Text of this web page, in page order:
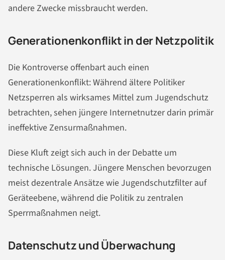
andere Zwecke missbraucht werden.
Generationenkonflikt in der Netzpolitik
Die Kontroverse offenbart auch einen
Generationenkonflikt: Während ältere Politiker
Netzsperren als wirksames Mittel zum Jugendschutz
betrachten, sehen jüngere Internetnutzer darin primär
ineffektive Zensurmaßnahmen.
Diese Kluft zeigt sich auch in der Debatte um
technische Lösungen. Jüngere Menschen bevorzugen
meist dezentrale Ansätze wie Jugendschutzfilter auf
Geräteebene, während die Politik zu zentralen
Sperrmaßnahmen neigt.
Datenschutz und Überwachung